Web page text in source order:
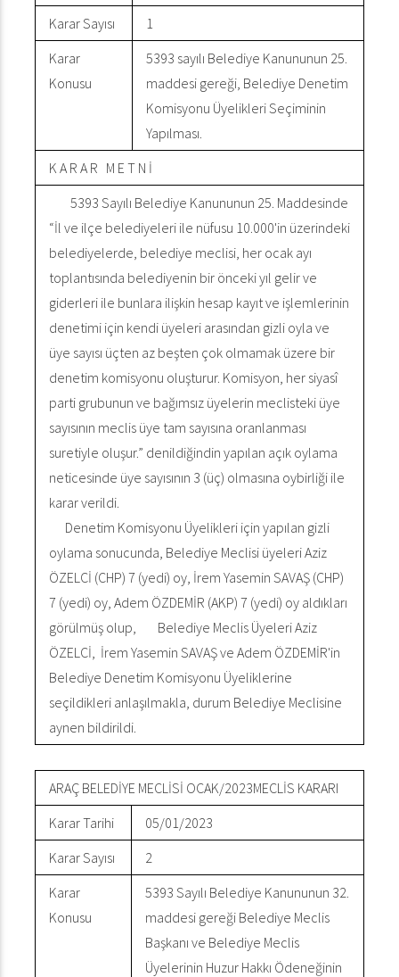
Karar Sayısı
1
Karar
Konusu
5393 sayılı Belediye Kanununun 25.
maddesi gereği, Belediye Denetim
Komisyonu Üyelikleri Seçiminin
Yapılması.
K A R A R M E T N İ
5393 Sayılı Belediye Kanununun 25. Maddesinde
“İl ve ilçe belediyeleri ile nüfusu 10.000'in üzerindeki
belediyelerde, belediye meclisi, her ocak ayı
toplantısında belediyenin bir önceki yıl gelir ve
giderleri ile bunlara ilişkin hesap kayıt ve işlemlerinin
denetimi için kendi üyeleri arasından gizli oyla ve
üye sayısı üçten az beşten çok olmamak üzere bir
denetim komisyonu oluşturur. Komisyon, her siyasî
parti grubunun ve bağımsız üyelerin meclisteki üye
sayısının meclis üye tam sayısına oranlanması
suretiyle oluşur.” denildiğindin yapılan açık oylama
neticesinde üye sayısının 3 (üç) olmasına oybirliği ile
karar verildi.
Denetim Komisyonu Üyelikleri için yapılan gizli
oylama sonucunda, Belediye Meclisi üyeleri Aziz
ÖZELCİ (CHP) 7 (yedi) oy, İrem Yasemin SAVAŞ (CHP)
7 (yedi) oy, Adem ÖZDEMİR (AKP) 7 (yedi) oy aldıkları
görülmüş olup, Belediye Meclis Üyeleri Aziz
ÖZELCİ, İrem Yasemin SAVAŞ ve Adem ÖZDEMİR'in
Belediye Denetim Komisyonu Üyeliklerine
seçildikleri anlaşılmakla, durum Belediye Meclisine
aynen bildirildi.
ARAÇ BELEDİYE MECLİSİ OCAK/2023MECLİS KARARI
Karar Tarihi
05/01/2023
Karar Sayısı
2
Karar
Konusu
5393 Sayılı Belediye Kanununun 32.
maddesi gereği Belediye Meclis
Başkanı ve Belediye Meclis
Üyelerinin Huzur Hakkı Ödeneğinin